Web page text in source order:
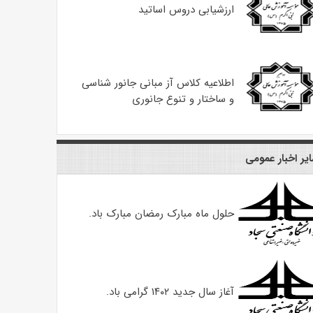
ارزشیابی دروس اساتید
اطلاعیه کلاس آز مبانی جانور شناسی
و ساختار و تنوع جانوری
اخبار عمومی
حلول ماه مبارک رمضان مبارک باد.
آغاز سال جدید ۱۴۰۲ گرامی باد.